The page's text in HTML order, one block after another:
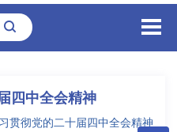
四中全会精神
贯彻党的二十届四中全会精神